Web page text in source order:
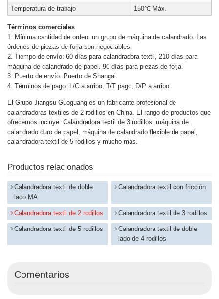
Temperatura de trabajo
150℃ Máx.
Términos comerciales
1. Mínima cantidad de orden: un grupo de máquina de calandrado. Las
órdenes de piezas de forja son negociables.
2. Tiempo de envío: 60 días para calandradora textil, 210 días para
máquina de calandrado de papel, 90 días para piezas de forja.
3. Puerto de envío: Puerto de Shangai.
4. Términos de pago: L/C a arribo, T/T pago, D/P a arribo.
El Grupo Jiangsu Guoguang es un fabricante profesional de
calandradoras textiles de 2 rodillos en China. El rango de productos que
ofrecemos incluye: Calandradora textil de 3 rodillos, máquina de
calandrado duro de papel, máquina de calandrado flexible de papel,
calandradora textil de 5 rodillos y mucho más.
Productos relacionados
Calandradora textil de doble
lado MA
Calandradora textil con fricción
Calandradora textil de 2 rodillos Calandradora textil de 3 rodillos
Calandradora textil de 5 rodillos
Calandradora textil de doble
lado de 4 rodillos
Comentarios